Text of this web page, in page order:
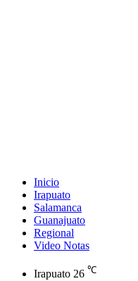
Inicio
Irapuato
Salamanca
Guanajuato
Regional
Video Notas
Irapuato 26 ℃